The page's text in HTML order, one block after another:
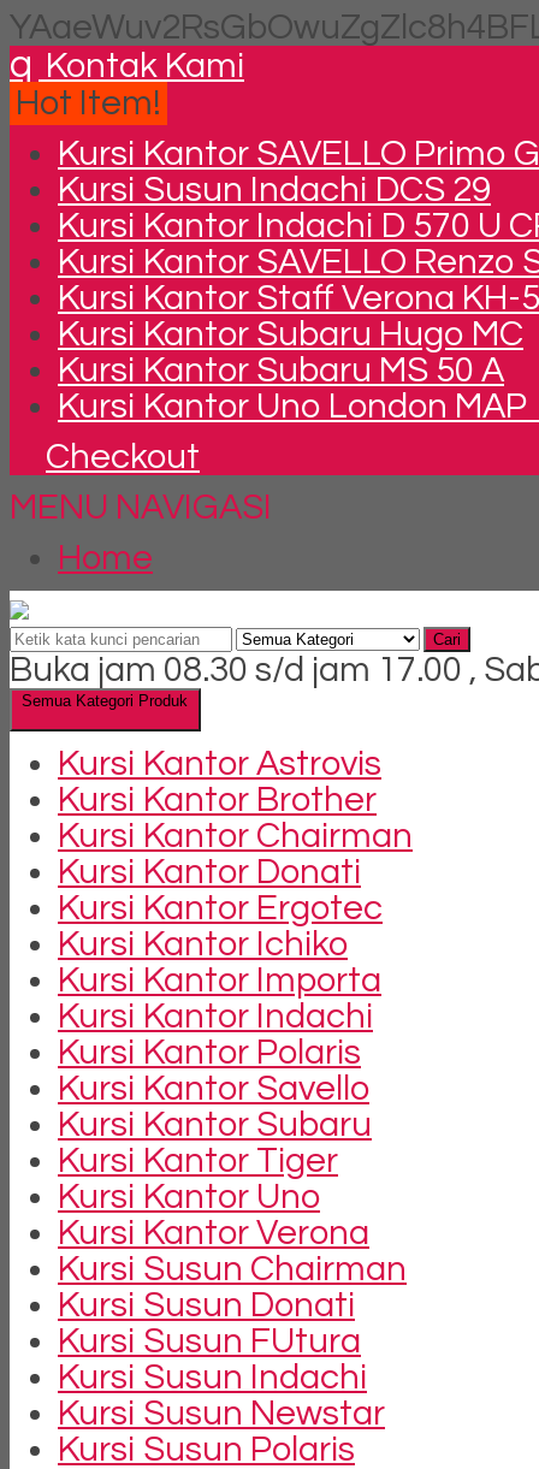
q Kontak Kami
Hot Item!
Kursi Kantor SAVELLO Primo
Kursi Susun Indachi DCS 29
Kursi Kantor Indachi D 570 U
Kursi Kantor SAVELLO Renzo
Kursi Kantor Staff Verona KH-
Kursi Kantor Subaru Hugo MC
Kursi Kantor Subaru MS 50 A
Kursi Kantor Uno London MAP
Checkout
MENU NAVIGASI
Home
Cari
Buka jam 08.30 s/d jam 17.00 ,
Semua Kategori Produk
Kursi Kantor Astrovis
Kursi Kantor Brother
Kursi Kantor Chairman
Kursi Kantor Donati
Kursi Kantor Ergotec
Kursi Kantor Ichiko
Kursi Kantor Importa
Kursi Kantor Indachi
Kursi Kantor Polaris
Kursi Kantor Savello
Kursi Kantor Subaru
Kursi Kantor Tiger
Kursi Kantor Uno
Kursi Kantor Verona
Kursi Susun Chairman
Kursi Susun Donati
Kursi Susun FUtura
Kursi Susun Indachi
Kursi Susun Newstar
Kursi Susun Polaris